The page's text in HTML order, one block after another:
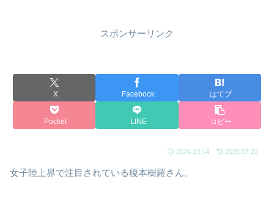
スポンサーリンク
X Facebook はてブ
Pocket LINE コピー
2024.10.14 2025.07.22
女子陸上界で注目されている榎本樹羅さん。